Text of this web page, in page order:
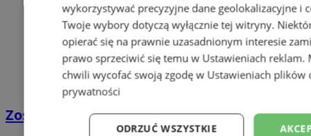
Zostań kierowcą w DPD
wykorzystywać precyzyjne dane geolokalizacyjne i
Twoje wybory dotyczą wyłącznie tej witryny.
opierać się na prawnie uzasadnionym interesie
prawo sprzeciwić się temu w Ustawieniach reklam.
chwili wycofać swoją zgodę w Ustawieniach plików
prywatności
ODRZUĆ WSZYSTKIE